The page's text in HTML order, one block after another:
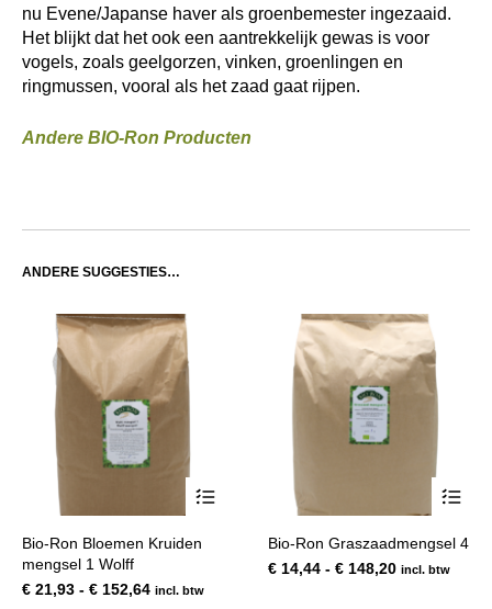
nu Evene/Japanse haver als groenbemester ingezaaid.
Het blijkt dat het ook een aantrekkelijk gewas is voor
vogels, zoals geelgorzen, vinken, groenlingen en
ringmussen, vooral als het zaad gaat rijpen.
Andere BIO-Ron Producten
ANDERE SUGGESTIES…
product
meerdere
Bio-Ron Bloemen Kruiden
mengsel 1 Wolff
€ 21,93 - € 152,64Prijsklasse:
incl. btw
product
heeft
Bio-Ron Graszaadmengsel 4
€ 14,44 - € 148,20Prijsklasse:
incl. btw